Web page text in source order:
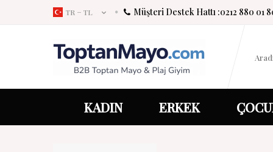
TR − TL Müşteri Destek Hattı :0212 880 01
KADIN ERKEK